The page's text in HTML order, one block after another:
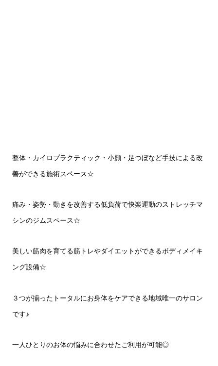
整体・カイロプラクティック・小顔・足つぼなど手技による改
善ができる施術スペース☆
痛み・姿勢・動きを改善する低負荷で快楽運動のストレッチマ
シンのジムスペース☆
美しい筋肉を育てる筋トレやダイエットができるボディメイキ
ング設備☆
３つが揃ったトータルにお身体をケアできる地域唯一のサロン
です♪
一人ひとりのお体の悩みに合わせたご利用が可能◎